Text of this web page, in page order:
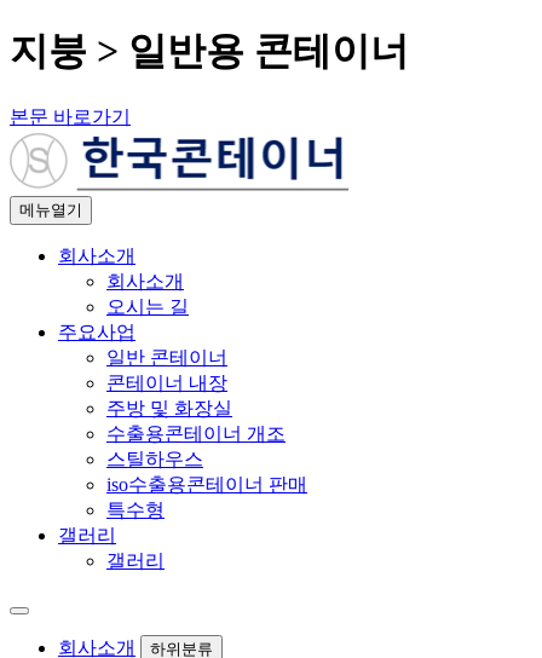
지붕 > 일반용 콘테이너
본문 바로가기
메뉴열기
회사소개
회사소개
오시는 길
주요사업
일반 콘테이너
콘테이너 내장
주방 및 화장실
수출용콘테이너 개조
스틸하우스
iso수출용콘테이너 판매
특수형
갤러리
갤러리
회사소개 하위분류